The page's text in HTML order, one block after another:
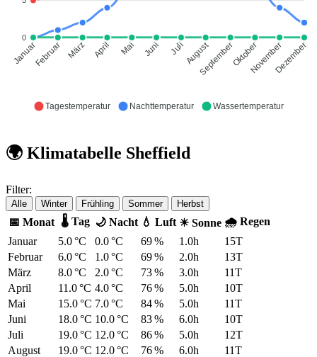
0
JanuarFebruar März April Mai Juni Juli AugustSeptemberOktoberNovemberDezember
Tagestemperatur Nachttemperatur Wassertemperatur
🌍 Klimatabelle Sheffield
Filter:
Alle Winter Frühling Sommer Herbst
📅 Monat 🌡 Tag 🌙 Nacht 💧 Luft ☀ Sonne 🌧 Regen
Januar
5.0 °C 0.0 °C 69 % 1.0h
15T
Februar
6.0 °C 1.0 °C 69 % 2.0h
13T
März
8.0 °C 2.0 °C 73 % 3.0h
11T
April
11.0 °C 4.0 °C 76 % 5.0h
10T
Mai
15.0 °C 7.0 °C 84 % 5.0h
11T
Juni
18.0 °C 10.0 °C 83 % 6.0h
10T
Juli
19.0 °C 12.0 °C 86 % 5.0h
12T
August
19.0 °C 12.0 °C 76 % 6.0h
11T